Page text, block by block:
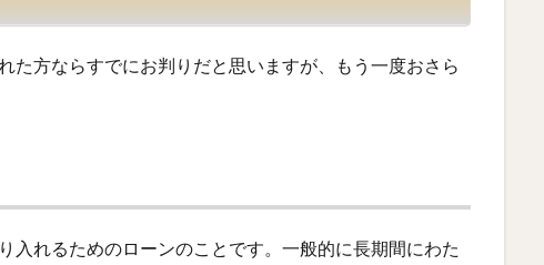
た方ならすでにお判りだと思いますが、もう一度おさら
入れるためのローンのことです。一般的に長期間にわた